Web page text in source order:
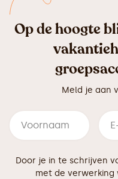
Op de hoogte
Meld je aan
Door je in te schrijven
met de verwerking